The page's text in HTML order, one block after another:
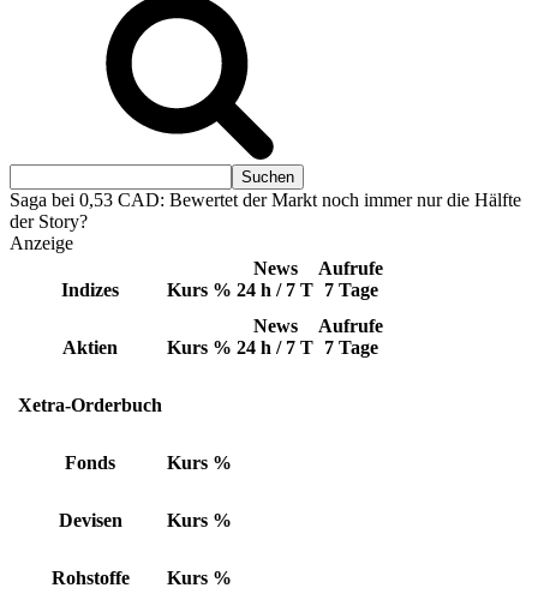
Saga bei 0,53 CAD: Bewertet der Markt noch immer nur die Hälfte
der Story?
Anzeige
Indizes Kurs %
News
24 h / 7 T
Aufrufe
7 Tage
Aktien Kurs %
News
24 h / 7 T
Aufrufe
7 Tage
Xetra-Orderbuch
Fonds Kurs %
Devisen Kurs %
Rohstoffe Kurs %